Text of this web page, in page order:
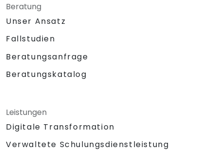
Beratung
Unser Ansatz
Fallstudien
Beratungsanfrage
Beratungskatalog
Leistungen
Digitale Transformation
Verwaltete Schulungsdienstleistung